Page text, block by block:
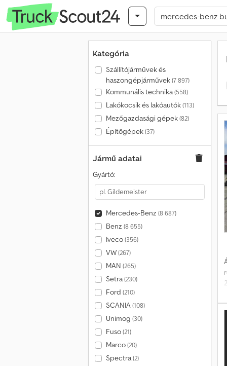
Kategória
Szállítójárművek és
haszongépjárművek(7 897)
Kommunális technika(558)
Lakókocsik és lakóautók(113)
Mezőgazdasági gépek(82)
Építőgépek(37)
Jármű adatai
Gyártó:
Mercedes-Benz (8 687)
Benz (8 655)
Iveco(356)
VW(267)
MAN (265)
Setra(230)
Ford (210)
SCANIA(108)
Unimog (30)
Fuso(21)
Marco(20)
Spectra(2)